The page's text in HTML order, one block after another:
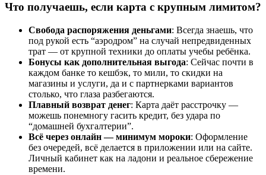
Что получаешь, если карта с крупным лимитом?
Свобода распоряжения деньгами: Всегда знаешь, что
под рукой есть “аэродром” на случай непредвиденных
трат — от крупной техники до оплаты учебы ребёнка.
Бонусы как дополнительная выгода: Сейчас почти в
каждом банке то кешбэк, то мили, то скидки на
магазины и услуги, да и с партнерками вариантов
столько, что глаза разбегаются.
Плавный возврат денег: Карта даёт расстрочку —
можешь понемногу гасить кредит, без удара по
“домашней бухгалтерии”.
Всё через онлайн — минимум мороки: Оформление
без очередей, всё делается в приложении или на сайте.
Личный кабинет как на ладони и реальное сбережение
времени.